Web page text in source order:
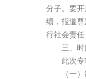
分子。要
绩，报道
行社会责任
三、时
此次专项
（一）制